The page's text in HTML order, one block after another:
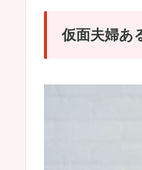
仮面夫婦あ